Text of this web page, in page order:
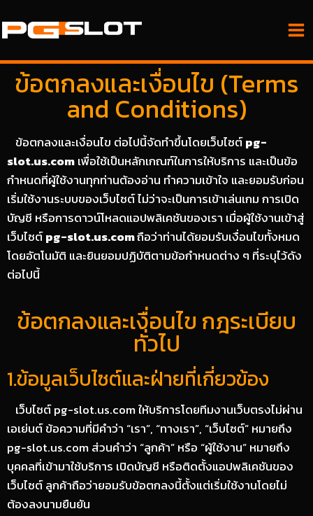
ข้อตกลงและเงื่อนไข (Terms
and Conditions)
ข้อตกลงและเงื่อนไข ต่อไปนี้จัดทำขึ้นโดยเว็บไซต์pg-
slot.us.comเพื่อใช้เป็นหลักเกณฑ์ในการให้บริการ และเป็นข้อ
กำหนดที่ผู้ใช้งานทุกท่านต้องอ่าน ทำความเข้าใจ และยอมรับก่อน
เริ่มใช้งานระบบของเว็บไซต์ ไม่ว่าจะเป็นการเข้าเล่นเกม การเปิด
บัญชี หรือการดาวน์โหลดแอปพลิเคชันของเรา เมื่อผู้ใช้งานเข้าสู่
เว็บไซต์pg-slot.us.comถือว่าท่านได้ยอมรับเงื่อนไขทั้งหมด
โดยอัตโนมัติ และยินยอมปฏิบัติตามข้อกำหนดต่าง ๆ ที่ระบุไว้ดัง
ต่อไปนี้
ข้อตกลงและเงื่อนไข กฎระเบียบ
ทั่วไป
1.ข้อมูลเว็บไซต์และฝ่ายที่เกี่ยวข้อง
เว็บไซต์ pg-slot.us.com ให้บริการโดยทีมงานเว็บตรงไม่ผ่าน
เอเย่นต์ ข้อความที่มีคำว่า “เรา”, “ทางเรา”, “เว็บไซต์” หมายถึง
pg-slot.us.com ส่วนคำว่า “ลูกค้า” หรือ “ผู้ใช้งาน” หมายถึง
บุคคลที่เข้ามาใช้บริการ เปิดบัญชี หรือติดตั้งแอปพลิเคชันของ
เว็บไซต์ ลูกค้าถือว่ายอมรับข้อตกลงนี้ตั้งแต่เริ่มใช้งานโดยไม่
ต้องลงนามยืนยัน